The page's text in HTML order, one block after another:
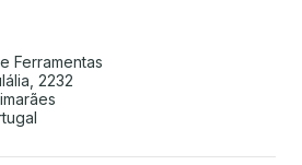
Ferramentas
2232